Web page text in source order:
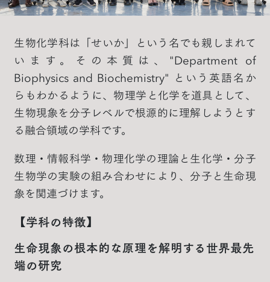
生物化学科は「せいか」という名でも親しまれて
います。その本質は、"Department of
Biophysics and Biochemistry" という英語名か
らもわかるように、物理学と化学を道具として、
生物現象を分子レベルで根源的に理解しようとす
る融合領域の学科です。
数理・情報科学・物理化学の理論と生化学・分子
生物学の実験の組み合わせにより、分子と生命現
象を関連づけます。
【学科の特徴】
生命現象の根本的な原理を解明する世界最先
端の研究